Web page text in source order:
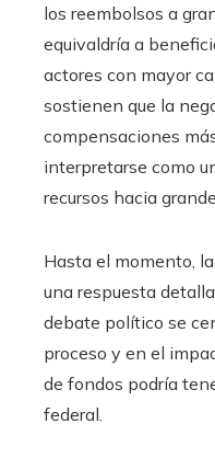
los reembolsos a
equivaldría a
actores con mayor
sostienen que la
compensaciones
interpretarse como
recursos hacia
Hasta el momento,
una respuesta
debate político se
proceso y en el
de fondos podría
federal.